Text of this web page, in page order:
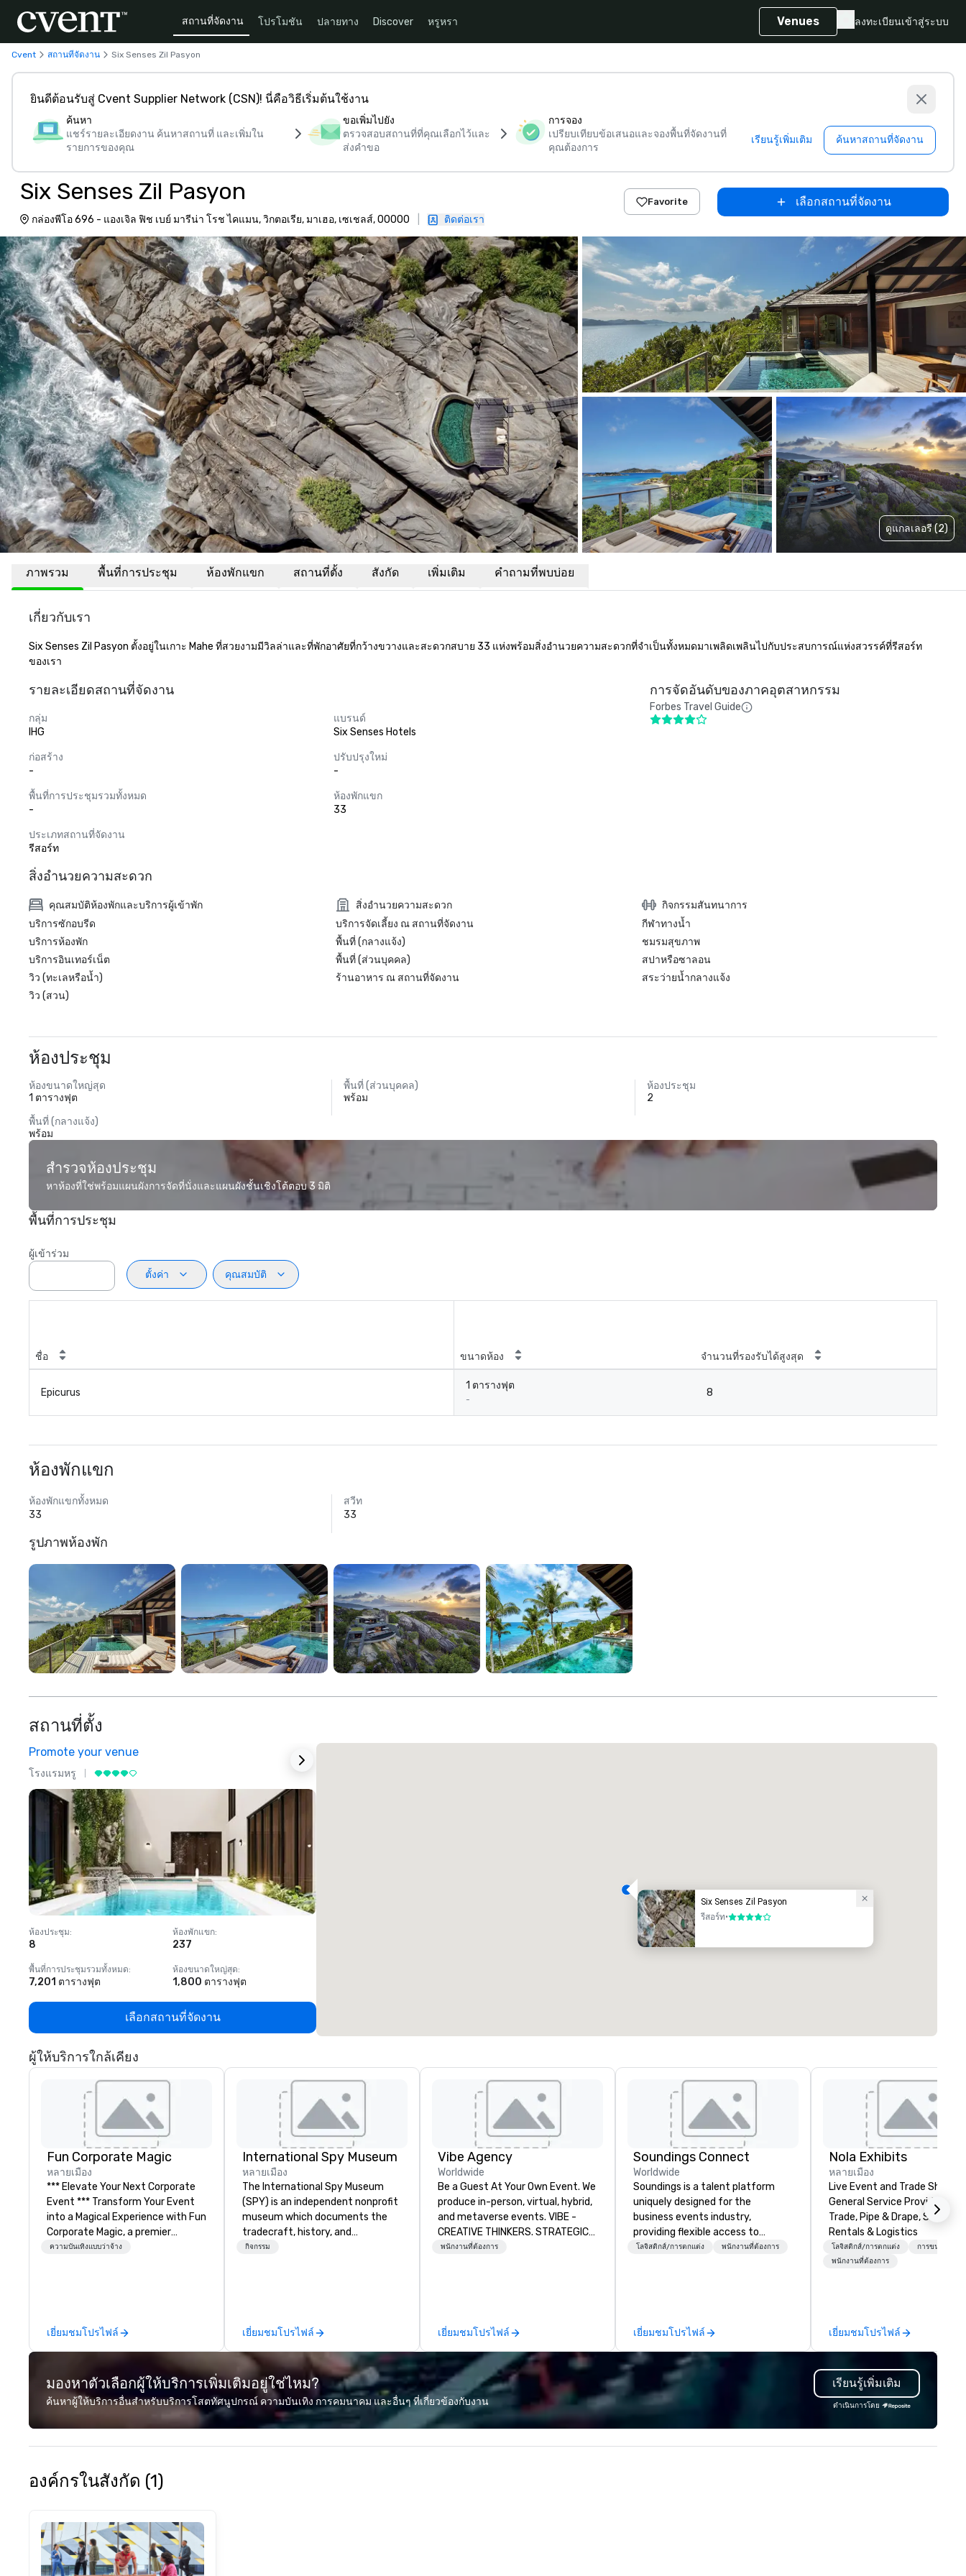
สถานที่จัดงาน โปรโมชัน ปลายทาง Discover หรูหรา Venues ลงทะเบียนเข้าสู่ระบบ
Cvent สถานที่จัดงาน Six Senses Zil Pasyon
ยินดีต้อนรับสู่ Cvent Supplier Network (CSN)! นี่คือวิธีเริ่มต้นใช้งาน
ค้นหา
แชร์รายละเอียดงาน ค้นหาสถานที่ และเพิ่มใน
รายการของคุณ
ขอเพิ่มไปยัง
ตรวจสอบสถานที่ที่คุณเลือกไว้และ
ส่งคำขอ
การจอง
เปรียบเทียบข้อเสนอและจองพื้นที่จัดงานที่
คุณต้องการ
เรียนรู้เพิ่มเติม ค้นหาสถานที่จัดงาน
Six Senses Zil Pasyon
กล่องพีโอ 696 - แองเจิล ฟิช เบย์ มารีน่า โรช ไคแมน, วิกตอเรีย, มาเฮอ, เซเชลส์, 00000 ติดต่อเรา
Favorite เลือกสถานที่จัดงาน
ดูแกลเลอรี (2)
ภาพรวม พื้นที่การประชุม ห้องพักแขก สถานที่ตั้ง สังกัด เพิ่มเติม คำถามที่พบบ่อย
เกี่ยวกับเรา
Six Senses Zil Pasyon ตั้งอยู่ในเกาะ Mahe ที่สวยงามมีวิลล่าและที่พักอาศัยที่กว้างขวางและสะดวกสบาย 33 แห่งพร้อมสิ่งอำนวยความสะดวกที่จำเป็นทั้งหมดมาเพลิดเพลินไปกับประสบการณ์แห่งสวรรค์ที่รีสอร์ท
ของเรา
รายละเอียดสถานที่จัดงาน
กลุ่ม
IHG
แบรนด์
Six Senses Hotels
ก่อสร้าง
-
ปรับปรุงใหม่
-
พื้นที่การประชุมรวมทั้งหมด
-
ห้องพักแขก
33
ประเภทสถานที่จัดงาน
รีสอร์ท
การจัดอันดับของภาคอุตสาหกรรม
Forbes Travel Guide
สิ่งอำนวยความสะดวก
คุณสมบัติห้องพักและบริการผู้เข้าพัก
บริการซักอบรีด
บริการห้องพัก
บริการอินเทอร์เน็ต
วิว (ทะเลหรือน้ำ)
วิว (สวน)
สิ่งอำนวยความสะดวก
บริการจัดเลี้ยง ณ สถานที่จัดงาน
พื้นที่ (กลางแจ้ง)
พื้นที่ (ส่วนบุคคล)
ร้านอาหาร ณ สถานที่จัดงาน
กิจกรรมสันทนาการ
กีฬาทางน้ำ
ชมรมสุขภาพ
สปาหรือซาลอน
สระว่ายน้ำกลางแจ้ง
ห้องประชุม
ห้องขนาดใหญ่สุด
1 ตารางฟุต
พื้นที่ (ส่วนบุคคล)
พร้อม
ห้องประชุม
2
พื้นที่ (กลางแจ้ง)
พร้อม
สำรวจห้องประชุม
หาห้องที่ใช่พร้อมแผนผังการจัดที่นั่งและแผนผังชั้นเชิงโต้ตอบ 3 มิติ
พื้นที่การประชุม
ผู้เข้าร่วม
ตั้งค่า
คุณสมบัติ
ชื่อ ขนาดห้อง จำนวนที่รองรับได้สูงสุด
Epicurus
1 ตารางฟุต
-
8
ห้องพักแขก
ห้องพักแขกทั้งหมด
33
สวีท
33
รูปภาพห้องพัก
สถานที่ตั้ง
Promote your venue
โรงแรมหรู
ห้องประชุม:
8
ห้องพักแขก:
237
พื้นที่การประชุมรวมทั้งหมด:
7,201 ตารางฟุต
ห้องขนาดใหญ่สุด:
1,800 ตารางฟุต
เลือกสถานที่จัดงาน
Six Senses Zil Pasyon
รีสอร์ท•4 จาก 5
ผู้ให้บริการใกล้เคียง
Fun Corporate Magic
หลายเมือง
*** Elevate Your Next Corporate
Event *** Transform Your Event
into a Magical Experience with Fun
Corporate Magic, a premier
entertainment company with
mentalists, turn events into
memorable experiences that
everyone will be talking about for
years to come. Whether you're
hosting a boardroom meeting,
team-building retreat, or holiday
celebration, our shows leave your
guests amazed, inspired, and
empowered. We take care of
and show customization—so you
don’t have to. With performances
French, and Portuguese, we cater
to international teams and
culturally diverse audiences. Each
show is tailored to your event’s
ความบันเทิงแบบว่าจ้าง
เยี่ยมชมโปรไฟล์
International Spy Museum
หลายเมือง
The International Spy Museum
(SPY) is an independent nonprofit
museum which documents the
tradecraft, history, and
contemporary role of espionage.
Quarter neighborhood of
Washington, DC, and relocated to
a new, expanded building with all-
new exhibitions at L'Enfant Plaza
in 2019. Every nation considers
intelligence essential to its
national security. The Museum
lifts the veil of secrecy on the
hidden world of intelligence,
กิจกรรม
เยี่ยมชมโปรไฟล์
Vibe Agency
Worldwide
Be a Guest At Your Own Event. We
produce in-person, virtual, hybrid,
and metaverse events. VIBE -
CREATIVE THINKERS. STRATEGIC
DOERS. Companies that will thrive
corporate brands run successful
events, whether be virtual, hybrid
or In-person so that they can
drive revenue, increase retention,
build brand recognition, and
motivate their teams. Here is a
snapshot of one of our latest
virtual events. As a forward-
thinking full production service
พนักงานที่ต้องการ
เยี่ยมชมโปรไฟล์
Soundings Connect
Worldwide
Soundings is a talent platform
uniquely designed for the
business events industry,
providing flexible access to
freelance, part-time, and full-
organizations with our network of
industry talent. We go deeper
than our competitors' vetting
process by leading with a people-
first mentality and a focus on
specialized skills. We hire quickly
match you need by considering
talent’s personality, strengths,
โลจิสติกส์/การตกแต่ง พนักงานที่ต้องการ
เยี่ยมชมโปรไฟล์
Nola Exhibits
หลายเมือง
Live Event and Trade Show
General Service Provider.
Trade, Pipe & Drape, Show
Rentals & Logistics
โลจิสติกส์/การตกแต่ง
การขนส่ง
พนักงานที่ต้องการ
เยี่ยมชมโปรไฟล์
มองหาตัวเลือกผู้ให้บริการเพิ่มเติมอยู่ใช่ไหม?
ค้นหาผู้ให้บริการอื่นสำหรับบริการโสตทัศนูปกรณ์ ความบันเทิง การคมนาคม และอื่นๆ ที่เกี่ยวข้องกับงาน
เรียนรู้เพิ่มเติม
ดำเนินการโดย
องค์กรในสังกัด (1)